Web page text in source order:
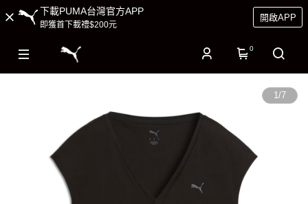
下載PUMA台灣官方APP
即獲首下載禮$200元
開啟APP
0
1/7